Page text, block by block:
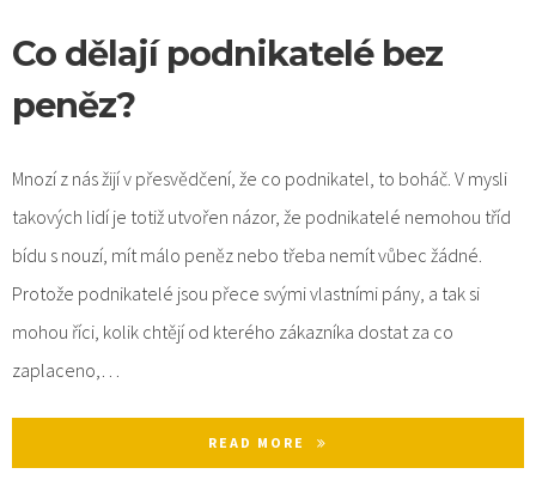
Co dělají podnikatelé bez
peněz?
Mnozí z nás žijí v přesvědčení, že co podnikatel, to boháč. V mysli
takových lidí je totiž utvořen názor, že podnikatelé nemohou tříd
bídu s nouzí, mít málo peněz nebo třeba nemít vůbec žádné.
Protože podnikatelé jsou přece svými vlastními pány, a tak si
mohou říci, kolik chtějí od kterého zákazníka dostat za co
zaplaceno,…
READ MORE